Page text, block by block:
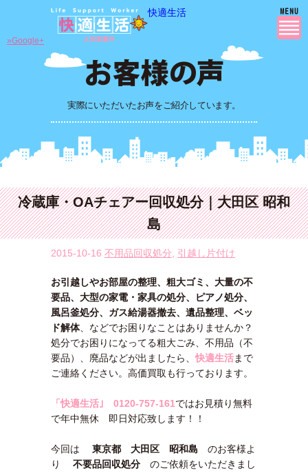
快適生活
実際にいただいたお声をご紹介しています。
»Google+
冷蔵庫・OAチェアー回収処分｜大田区 昭和
島
2015-10-16 不用品回収処分 引越し片付け
お引越しやお部屋の整理、粗大ゴミ、大量の不
要品、大型の家電・家具の処分、ピアノ処分、
風呂釜処分、ガス給湯器撤去、遺品整理、ベッ
ド解体、などでお困りなことはありませんか？
処分でお困りになってる粗大ごみ、不用品（不
要品）、廃品などが出ましたら、快適生活まで
ご連絡ください。高価買取も行っております。
「快適生活｣ 0120-757-161ではお見積り無料
で年中無休 即日対応致します！！
今回は 東京都 大田区 昭和島 のお客様よ
り
不要品回収処分 のご依頼をいただきまし